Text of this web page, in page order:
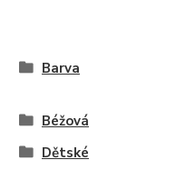
Barva
Béžová
Dětské